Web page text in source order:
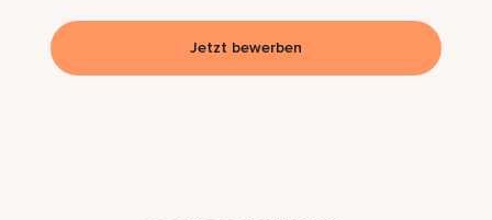
Jetzt bewerben